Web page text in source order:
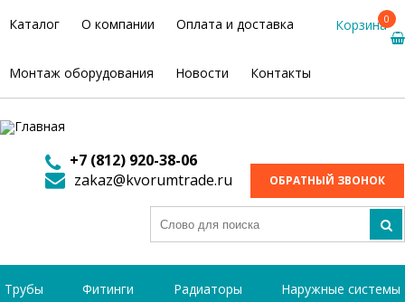
Каталог О компании Оплата и доставка
Монтаж оборудования Новости Контакты
Корзина0
+7 (812) 920-38-06
zakaz@kvorumtrade.ru
ОБРАТНЫЙ ЗВОНОК
Трубы Фитинги Радиаторы Наружные системы